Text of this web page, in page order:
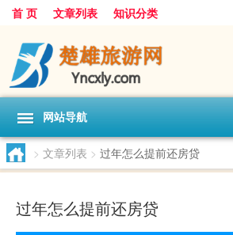
首 页 文章列表 知识分类
网站导航
> 文章列表 > 过年怎么提前还房贷
过年怎么提前还房贷